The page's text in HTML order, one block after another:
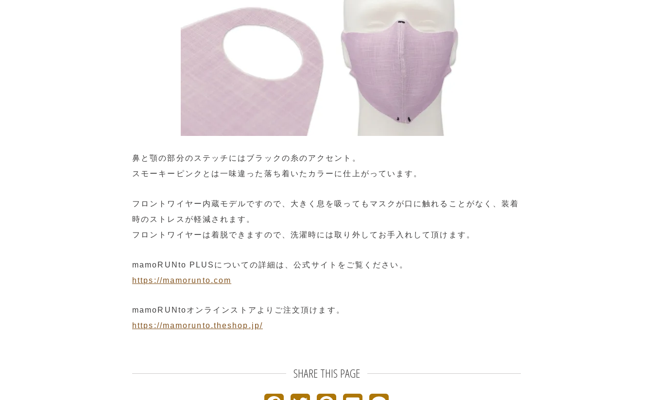
鼻と顎の部分のステッチにはブラックの糸のアクセント。
スモーキーピンクとは一味違った落ち着いたカラーに仕上がっています。
フロントワイヤー内蔵モデルですので、大きく息を吸ってもマスクが口に触れることがなく、装着
時のストレスが軽減されます。
フロントワイヤーは着脱できますので、洗濯時には取り外してお手入れして頂けます。
mamoRUNto PLUSについての詳細は、公式サイトをご覧ください。
https://mamorunto.com
mamoRUNtoオンラインストアよりご注文頂けます。
https://mamorunto.theshop.jp/
SHARE THIS PAGE